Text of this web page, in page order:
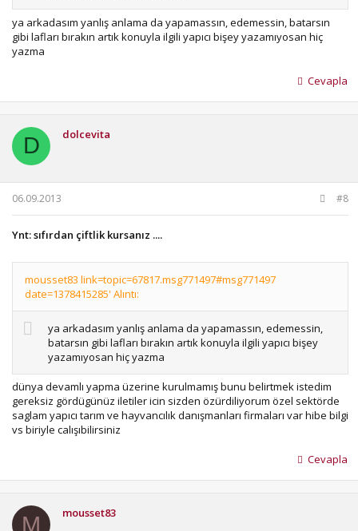
ya arkadasım yanlış anlama da yapamassın, edemessin, batarsın
gibi lafları bırakın artık konuyla ilgili yapıcı bişey yazamıyosan hiç
yazma
Cevapla
D dolcevita
06.09.2013 #8
Ynt: sıfırdan çiftlik kursanız ....
mousset83 link=topic=67817.msg771497#msg771497
date=1378415285' Alıntı:
ya arkadasım yanlış anlama da yapamassın, edemessin,
batarsın gibi lafları bırakın artık konuyla ilgili yapıcı bişey
yazamıyosan hiç yazma
dünya devamlı yapma üzerine kurulmamış bunu belirtmek istedim
gereksiz gördügünüz iletiler icin sizden özürdiliyorum özel sektörde
saglam yapıcı tarım ve hayvancılık danışmanları firmaları var hibe bilgi
vs biriyle calışıbilirsiniz
Cevapla
M mousset83